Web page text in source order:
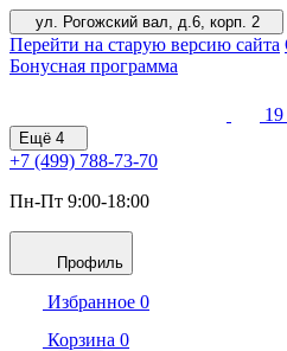
ул. Рогожский вал, д.6, корп. 2
Перейти на старую версию сайта
Бонусная программа
19
Ещё 4
+7 (499) 788-73-70
Пн-Пт 9:00-18:00
Профиль
Избранное 0
Корзина 0